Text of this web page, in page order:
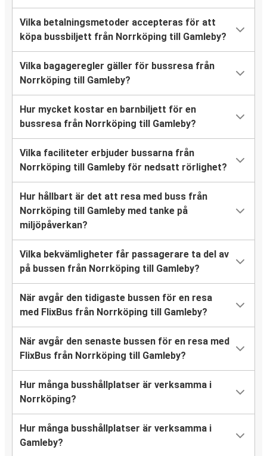
Vilka betalningsmetoder accepteras för att
köpa bussbiljett från Norrköping till Gamleby?
Vilka bagageregler gäller för bussresa från
Norrköping till Gamleby?
Hur mycket kostar en barnbiljett för en
bussresa från Norrköping till Gamleby?
Vilka faciliteter erbjuder bussarna från
Norrköping till Gamleby för nedsatt rörlighet?
Hur hållbart är det att resa med buss från
Norrköping till Gamleby med tanke på
miljöpåverkan?
Vilka bekvämligheter får passagerare ta del av
på bussen från Norrköping till Gamleby?
När avgår den tidigaste bussen för en resa
med FlixBus från Norrköping till Gamleby?
När avgår den senaste bussen för en resa med
FlixBus från Norrköping till Gamleby?
Hur många busshållplatser är verksamma i
Norrköping?
Hur många busshållplatser är verksamma i
Gamleby?